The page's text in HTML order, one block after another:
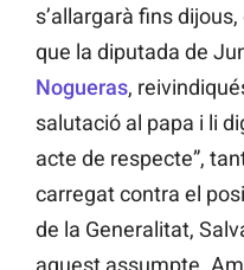
s’allargarà fins
que la diputada de
Nogueras,
salutació al papa i li
acte de respecte”,
carregat contra el
de la Generalitat,
aquest assumpte.